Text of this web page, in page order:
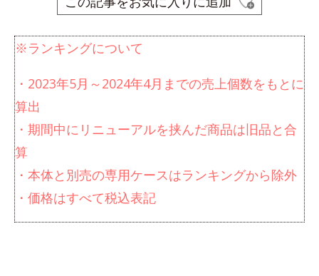
※ランキングについて
・2023年5月～2024年4月までの売上個数をもとに
算出
・期間中にリニューアルを挟んだ商品は旧品と合
算
・本体と別売の専用ケースはランキングから除外
・価格はすべて税込表記